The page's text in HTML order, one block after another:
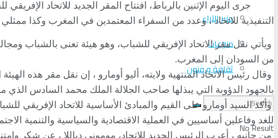
منبر الآراء
منوعات
ثقافة و فنون
No Result
جرى اليوم الإثنين بالرباط، افتتاح المقر الجديد للاتحاد
التنفيذية للاتحاد ، وعدد من السفراء المعتمدين في المغرب وكذا
من السودان إلى المغرب.
وقال رئيس الاتحاد المنتهية ولايته، أليو أومارو ، إن نقل مقر هذه
بالجهود الدؤوبة التي يبذلها صاحب الجلالة الملك محمد السادس الذي
وأكد السيد أومارو على القيم والمبادئ الأساسية للاتحاد الإفريقي
للغد وفاعلين أساسيين في العملية الاقتصادية والسياسية والتنمية
من جانبه ، أعرب الرئيس الجديد للاتحاد، موموني دياللا ، عن شكر